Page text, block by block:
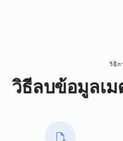
วิธีก
วิธีลบข้อมูลเม